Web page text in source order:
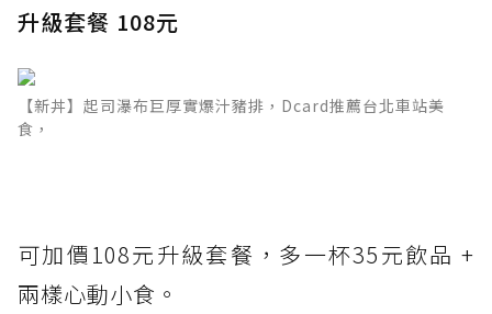
升級套餐 108元
【新丼】起司瀑布巨厚實爆汁豬排，Dcard推薦台北車站美
食，
可加價108元升級套餐，多一杯35元飲品 +
兩樣心動小食。